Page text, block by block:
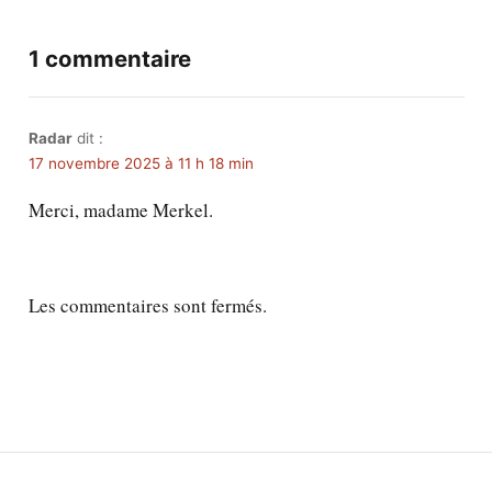
1 commentaire
Radar dit :
17 novembre 2025 à 11 h 18 min
Merci, madame Merkel.
Les commentaires sont fermés.